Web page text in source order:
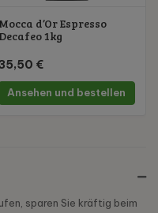
sparen Sie kräftig beim
Mocca d’Or Espresso
Decafeo 1kg
€
Ansehen und bestellen